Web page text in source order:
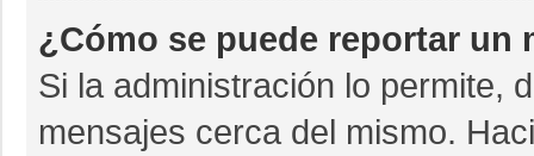
¿Cómo se puede reportar un
Si la administración lo permite,
mensajes cerca del mismo.